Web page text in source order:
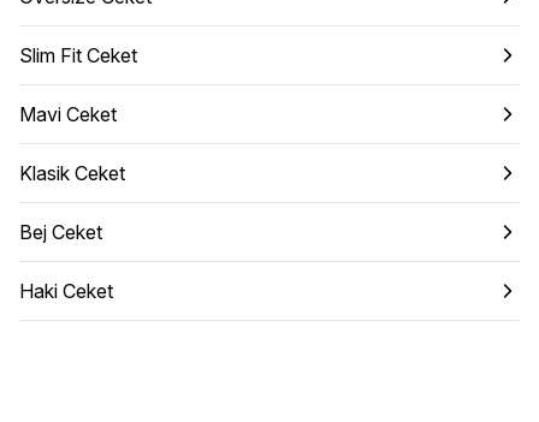
Slim Fit Ceket
Mavi Ceket
Klasik Ceket
Bej Ceket
Haki Ceket